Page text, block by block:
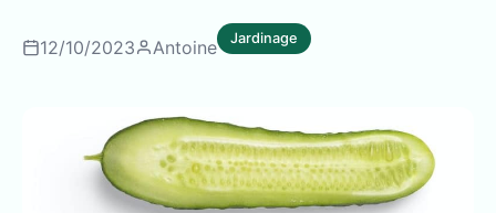
12/10/2023 Antoine Jardinage